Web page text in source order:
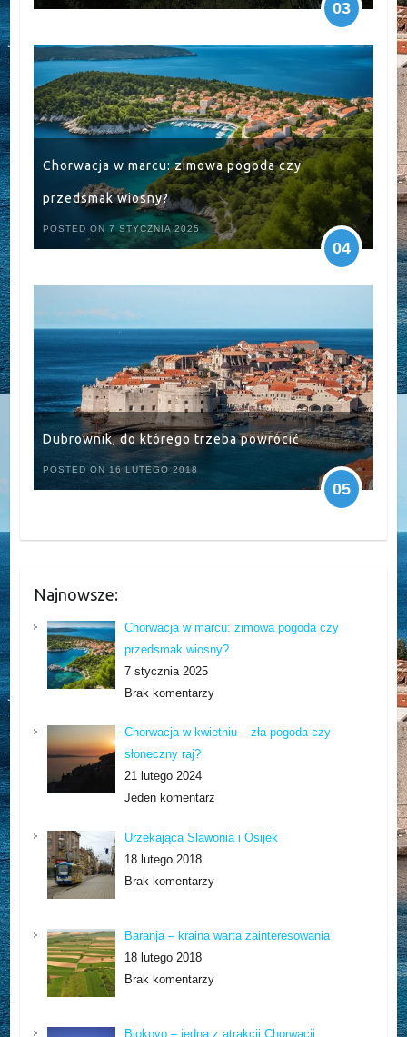
03
Chorwacja w marcu: zimowa pogoda czy
przedsmak wiosny?
POSTED ON 7 STYCZNIA 2025
04
Dubrownik, do którego trzeba powrócić
POSTED ON 16 LUTEGO 2018
05
Najnowsze:
Chorwacja w marcu: zimowa pogoda czy
przedsmak wiosny?
7 stycznia 2025
Brak komentarzy
Chorwacja w kwietniu – zła pogoda czy
słoneczny raj?
21 lutego 2024
Jeden komentarz
Urzekająca Slawonia i Osijek
18 lutego 2018
Brak komentarzy
Baranja – kraina warta zainteresowania
18 lutego 2018
Brak komentarzy
Biokovo – jedna z atrakcji Chorwacji